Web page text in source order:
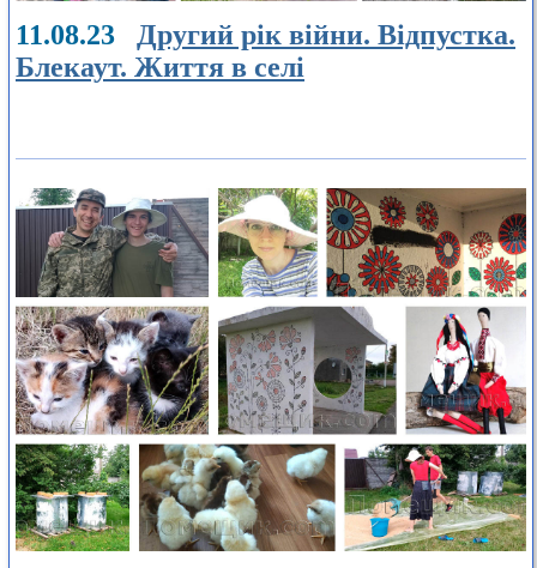
11.08.23 Другий рік війни. Відпустка.
Блекаут. Життя в селі